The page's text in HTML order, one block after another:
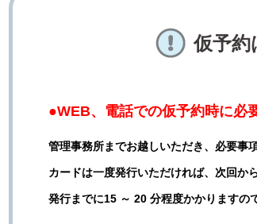
仮予約
●WEB、電話での仮予約時に必
管理事務所までお越しいただき、必要事
カードは一度発行いただければ、次回か
発行までに15 ～ 20 分程度かかりますの